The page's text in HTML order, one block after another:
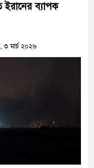
ইরানের ব্যাপক
৩ মার্চ ২০২৬